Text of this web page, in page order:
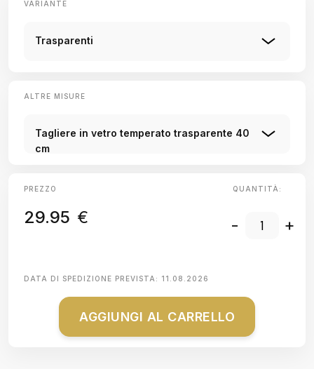
VARIANTE
Trasparenti
ALTRE MISURE
Tagliere in vetro temperato trasparente 40
cm
PREZZO
29.95 €
QUANTITÀ:
- +
DATA DI SPEDIZIONE PREVISTA: 11.08.2026
AGGIUNGI AL CARRELLO